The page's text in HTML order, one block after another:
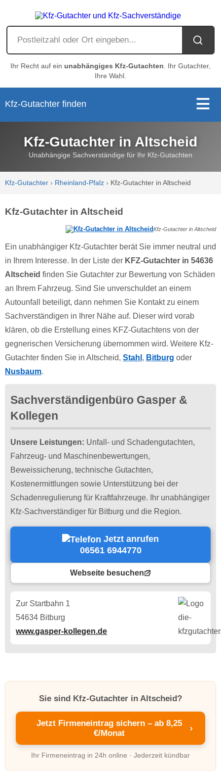
Ihr Recht auf ein unabhängiges Kfz-Gutachten . Ihr Gutachter,
Ihre Wahl.
Kfz-Gutachter finden
Kfz-Gutachter in Altscheid
Unabhängige Sachverständige für Ihr Kfz-Gutachten
Kfz-Gutachter › Rheinland-Pfalz › Kfz-Gutachter in Altscheid
Kfz-Gutachter in Altscheid
Kfz-Gutachter in Altscheid
Ein unabhängiger Kfz-Gutachter berät Sie immer neutral und
in Ihrem Interesse. In der Liste der KFZ-Gutachter in 54636
Altscheid finden Sie Gutachter zur Bewertung von Schäden
an Ihrem Fahrzeug. Sind Sie unverschuldet an einem
Autounfall beteiligt, dann nehmen Sie Kontakt zu einem
Sachverständigen in Ihrer Nähe auf. Dieser wird vorab
klären, ob die Erstellung eines KFZ-Gutachtens von der
gegnerischen Versicherung übernommen wird. Weitere Kfz-
Gutachter finden Sie in Altscheid, Stahl , Bitburg oder
Nusbaum.
Sachverständigenbüro Gasper &
Kollegen
Unsere Leistungen: Unfall- und Schadengutachten,
Fahrzeug- und Maschinenbewertungen,
Beweissicherung, technische Gutachten,
Kostenermittlungen sowie Unterstützung bei der
Schadenregulierung für Kraftfahrzeuge. Ihr unabhängiger
Kfz-Sachverständiger für Bitburg und die Region.
Jetzt anrufen
06561 6944770
Webseite besuchen
Zur Startbahn 1
54634 Bitburg
www.gasper-kollegen.de
Sie sind Kfz-Gutachter in Altscheid?
Jetzt Firmeneintrag sichern – ab 8,25
€/Monat
›
Ihr Firmeneintrag in 24h online · Jederzeit kündbar